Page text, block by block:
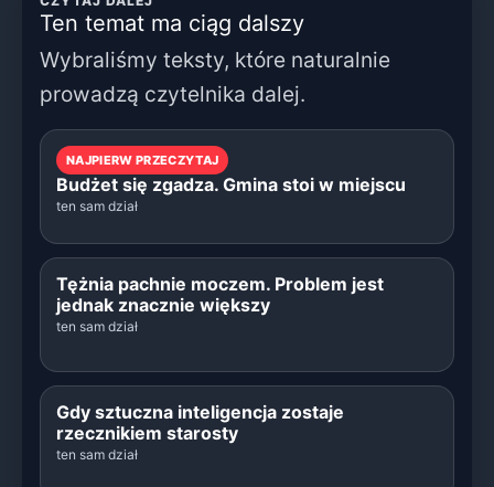
Ten temat ma ciąg dalszy
Wybraliśmy teksty, które naturalnie
prowadzą czytelnika dalej.
NAJPIERW PRZECZYTAJ
Budżet się zgadza. Gmina stoi w miejscu
ten sam dział
Tężnia pachnie moczem. Problem jest
jednak znacznie większy
ten sam dział
Gdy sztuczna inteligencja zostaje
rzecznikiem starosty
ten sam dział